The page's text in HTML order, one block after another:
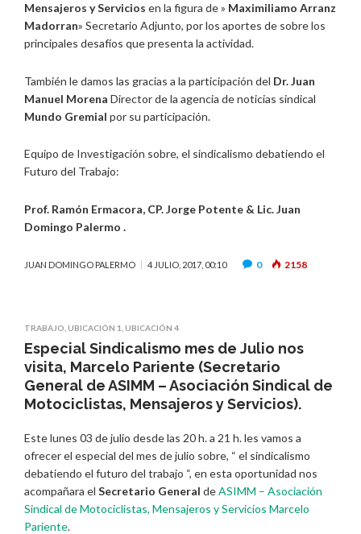
Mensajeros y Servicios en la figura de » Maximiliamo Arranz
Madorran» Secretario Adjunto, por los aportes de sobre los
principales desafíos que presenta la actividad.
También le damos las gracias a la participación del Dr. Juan
Manuel Morena Director de la agencia de noticias sindical
Mundo Gremial por su participación.
Equipo de Investigación sobre, el sindicalismo debatiendo el
Futuro del Trabajo:
Prof. Ramón Ermacora, CP. Jorge Potente & Lic. Juan
Domingo Palermo .
JUAN DOMINGO PALERMO 4 JULIO, 2017, 00:10 0 2158
TRABAJO UBICACIÓN 1 UBICACIÓN 4
Especial Sindicalismo mes de Julio nos
visita, Marcelo Pariente (Secretario
General de ASIMM – Asociación Sindical de
Motociclistas, Mensajeros y Servicios).
Este lunes 03 de julio desde las 20 h. a 21 h. les vamos a
ofrecer el especial del mes de julio sobre, “ el sindicalismo
debatiendo el futuro del trabajo “, en esta oportunidad nos
acompañara el Secretario General deASIMM – Asociación
Sindical de Motociclistas, Mensajeros y Servicios Marcelo
Pariente.